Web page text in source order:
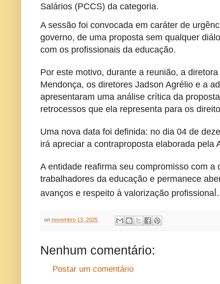
Salários (PCCS) da categoria.
A sessão foi convocada em caráter de
governo, de uma proposta sem qualquer
com os profissionais da educação.
Por este motivo, durante a reunião, a
Mendonça, os diretores Jadson Agrélio e a
apresentaram uma análise crítica da
retrocessos que ela representa para os
Uma nova data foi definida: no dia 04 de
irá apreciar a contraproposta elaborada pela
A entidade reafirma seu compromisso com a
trabalhadores da educação e permanece
avanços e respeito à valorização profissional.
onnovembro 13, 2025
Nenhum comentário:
Postar um comentário